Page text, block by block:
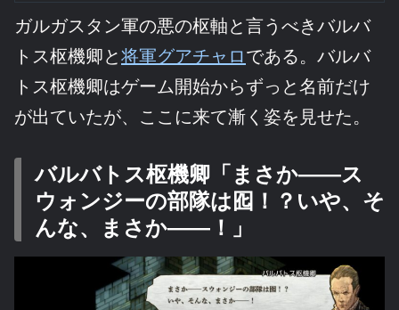
ガルガスタン軍の悪の枢軸と言うべきバルバ
トス枢機卿と将軍グアチャロである。バルバ
トス枢機卿はゲーム開始からずっと名前だけ
が出ていたが、ここに来て漸く姿を見せた。
バルバトス枢機卿「まさか――ス
ウォンジーの部隊は囮！？いや、そ
んな、まさか――！」